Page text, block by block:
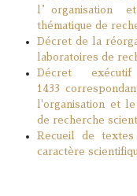
l’organisation
thématique de
Décret de la
laboratoires de
Décret
1433
l'organisation et
de recherche
Recueil de
caractère